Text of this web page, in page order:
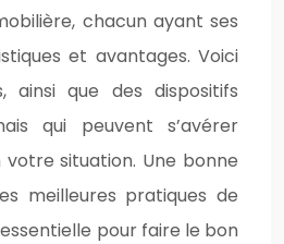
chacun ayant ses
et avantages. Voici
ainsi que des dispositifs
qui peuvent s’avérer
situation. Une bonne
meilleures pratiques de
pour faire le bon